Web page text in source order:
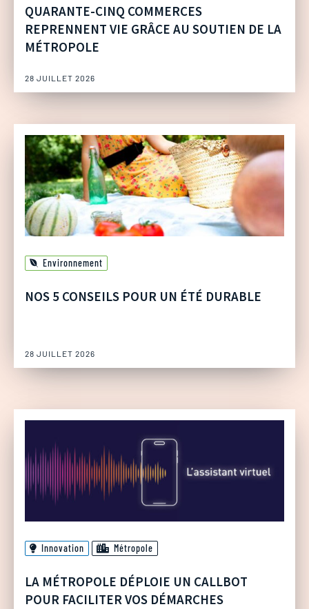
QUARANTE-CINQ COMMERCES
REPRENNENT VIE GRÂCE AU SOUTIEN DE LA
MÉTROPOLE
28 JUILLET 2026
Environnement
NOS 5 CONSEILS POUR UN ÉTÉ DURABLE
28 JUILLET 2026
Innovation Métropole
LA MÉTROPOLE DÉPLOIE UN CALLBOT
POUR FACILITER VOS DÉMARCHES